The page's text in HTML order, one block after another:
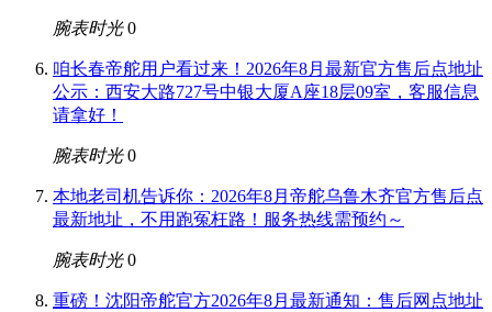
腕表时光 0
咱长春帝舵用户看过来！2026年8月最新官方售后点地址
公示：西安大路727号中银大厦A座18层09室，客服信息
请拿好！
腕表时光 0
本地老司机告诉你：2026年8月帝舵乌鲁木齐官方售后点
最新地址，不用跑冤枉路！服务热线需预约～
腕表时光 0
重磅！沈阳帝舵官方2026年8月最新通知：售后网点地址